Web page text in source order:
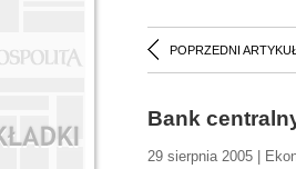
POPRZEDNI
Bank
29 sierpnia 2005 |